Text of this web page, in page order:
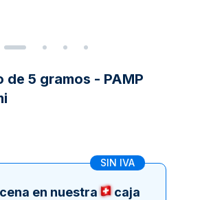
de 5 gramos - PAMP
SIN IVA
en nuestra
caja